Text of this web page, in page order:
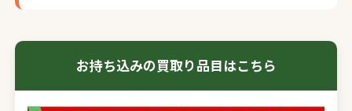
お持ち込みの買取り品目はこちら